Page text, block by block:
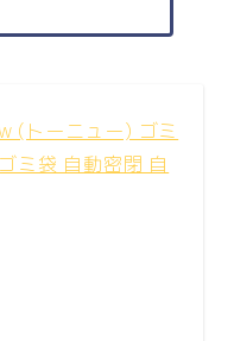
(トーニュー) ゴミ
ミ袋 自動密閉 自